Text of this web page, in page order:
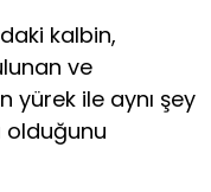
kalbin,
ve
ile aynı şey
olduğunu